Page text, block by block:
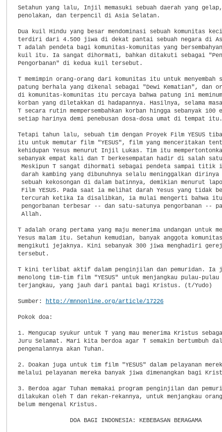
Setahun yang lalu, Injil memasuki sebuah daerah yang
penolakan, dan terpencil di Asia Selatan.
Dua kuil Hindu yang besar mendominasi sebuah komunitas
terdiri dari 4.500 jiwa di dekat pantai sebuah negara di
T adalah pendeta bagi komunitas-komunitas yang
kuil itu. Ia sangat dihormati, bahkan ditakuti sebagai
Pengorbanan" di kedua kuil tersebut.
T memimpin orang-orang dari komunitas itu untuk menyembah
patung berhala yang dikenal sebagai "Dewi Kematian", dan
di komunitas-komunitas itu percaya bahwa patung ini
korban yang diletakkan di hadapannya. Hasilnya, selama
T secara rutin mempersembahkan korban hingga sebanyak 100
setiap harinya demi penebusan dosa-dosa umat di tempat itu.
Tetapi tahun lalu, sebuah tim dengan Proyek Film YESUS
itu untuk memutar film "YESUS", film yang menceritakan
kehidupan Yesus menurut Injil Lukas. Tim itu
sebanyak empat kali dan T berkesempatan hadir di salah
Meskipun T sangat dihormati sebagai pendeta sampai titik
darah kambing yang dibunuhnya selalu meninggalkan dirinya
sebuah kekosongan di dalam batinnya, demikian menurut
Film YESUS. Pada saat ia melihat darah Yesus yang tidak
tercurah ketika Ia disalibkan, ia mulai mengerti bahwa
pengorbanan terbesar -- dan satu-satunya pengorbanan --
Allah.
T adalah orang pertama yang maju menerima undangan untuk
Yesus malam itu. Setahun kemudian, banyak anggota
mengikuti jejaknya. Kini sebanyak 300 jiwa menghadiri
tersebut.
T kini terlibat aktif dalam penginjilan dan pemuridan. Ia
menolong tim-tim film "YESUS" untuk menjangkau pulau-
terjangkau, yang jauh dari pantai bagi Kristus. (t/Yudo)
Sumber: http://mnnonline.org/article/17226
Pokok doa:
1. Mengucap syukur untuk T yang mau menerima Kristus
Juru Selamat. Mari kita berdoa agar T semakin bertumbuh
pengenalannya akan Tuhan.
2. Doakan juga untuk tim film "YESUS" dalam pelayanan
melalui pelayanan mereka banyak jiwa dimenangkan bagi
3. Berdoa agar Tuhan memakai program penginjilan dan
dilakukan oleh T dan rekan-rekannya, untuk menjangkau
belum mengenal Kristus.
               DOA BAGI INDONESIA: KEBEBASAN BERAGAMA